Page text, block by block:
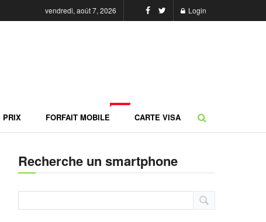
vendredi, août 7, 2026 Login
PRIX FORFAIT MOBILE CARTE VISA
Recherche un smartphone